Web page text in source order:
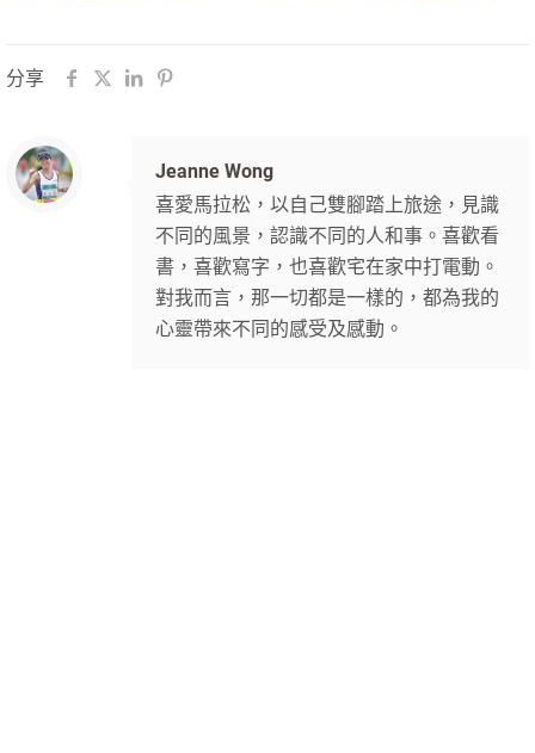
分享
Jeanne Wong
喜愛馬拉松，以自己雙腳踏上旅途，見識
不同的風景，認識不同的人和事。喜歡看
書，喜歡寫字，也喜歡宅在家中打電動。
對我而言，那一切都是一樣的，都為我的
心靈帶來不同的感受及感動。